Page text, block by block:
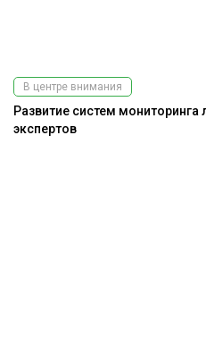
В центре внимания
Развитие систем мониторинга
экспертов